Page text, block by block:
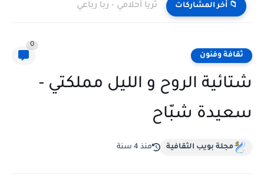
📁 أخر المشاركات ثريا أحلامي - ربا رباعي
ثقافة وفنون
0
شتائية الروح و الليل مملكتي -
سعيدة شبّاح
مجلة بويب الثقافية منذ 4 سنة